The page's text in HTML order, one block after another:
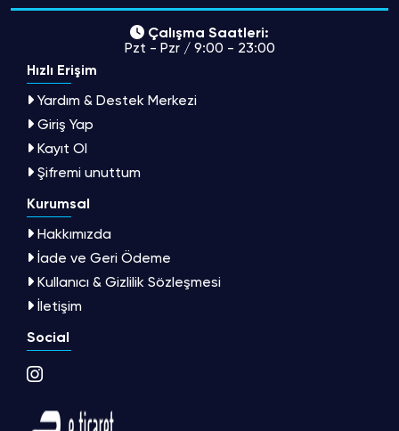
Çalışma Saatleri:
Pzt - Pzr / 9:00 - 23:00
Hızlı Erişim
Yardım & Destek Merkezi
Giriş Yap
Kayıt Ol
Şifremi unuttum
Kurumsal
Hakkımızda
İade ve Geri Ödeme
Kullanıcı & Gizlilik Sözleşmesi
İletişim
Social